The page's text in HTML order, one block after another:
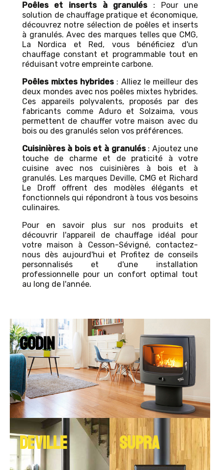
Poêles et inserts à granulés : Pour une
solution de chauffage pratique et économique,
découvrez notre sélection de poêles et inserts
à granulés. Avec des marques telles que CMG,
La Nordica et Red, vous bénéficiez d'un
chauffage constant et programmable tout en
réduisant votre empreinte carbone.
Poêles mixtes hybrides : Alliez le meilleur des
deux mondes avec nos poêles mixtes hybrides.
Ces appareils polyvalents, proposés par des
fabricants comme Aduro et Solzaima, vous
permettent de chauffer votre maison avec du
bois ou des granulés selon vos préférences.
Cuisinières à bois et à granulés: Ajoutez une
touche de charme et de praticité à votre
cuisine avec nos cuisinières à bois et à
granulés. Les marques Deville, CMG et Richard
Le Droff offrent des modèles élégants et
fonctionnels qui répondront à tous vos besoins
culinaires.
Pour en savoir plus sur nos produits et
découvrir l'appareil de chauffage idéal pour
votre maison à Cesson-Sévigné, contactez-
nous dès aujourd'hui et Profitez de conseils
personnalisés et d'une installation
professionnelle pour un confort optimal tout
au long de l'année.
GODIN
DEVILLE SUPRA